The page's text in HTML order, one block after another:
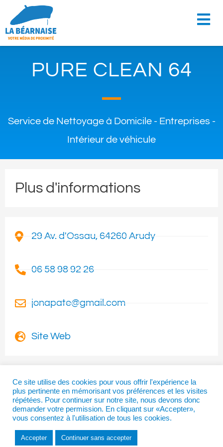
PURE CLEAN 64
Service de Nettoyage à Domicile - Entreprises -
Intérieur de véhicule
Plus d'informations
29 Av. d'Ossau, 64260 Arudy
06 58 98 92 26
jonapate@gmail.com
Site Web
I
n
s
t
a
T
w
i
t
t
F
a
c
Copyright © 2026 | La Béarnaise
Ce site utilise des cookies pour vous offrir l'expérience la
plus pertinente en mémorisant vos préférences et les visites
répétées. Pour continuer sur notre site, nous devons donc
demander votre permission. En cliquant sur «Accepter»,
vous consentez à l'utilisation de tous les cookies.
Accepter Continuer sans accepter